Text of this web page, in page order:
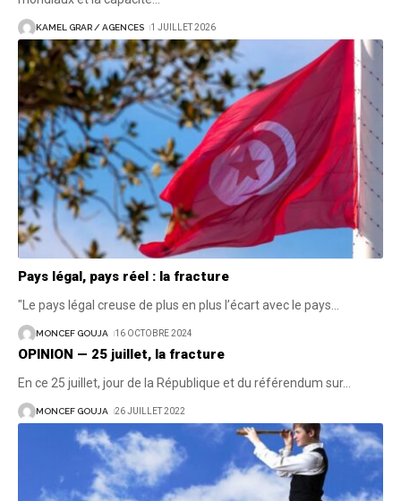
KAMEL GRAR / AGENCES 1 JUILLET 2026
Pays légal, pays réel : la fracture
"Le pays légal creuse de plus en plus l’écart avec le pays
MONCEF GOUJA 16 OCTOBRE 2024
OPINION — 25 juillet, la fracture
En ce 25 juillet, jour de la République et du référendum sur…
MONCEF GOUJA 26 JUILLET 2022